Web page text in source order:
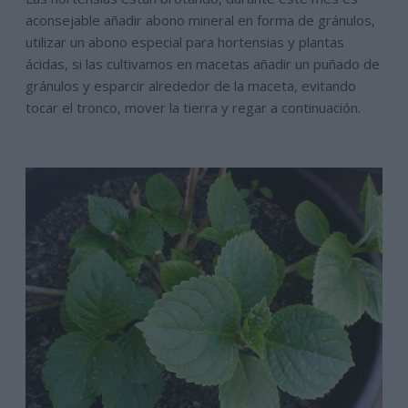
aconsejable añadir abono mineral en forma de gránulos,
utilizar un abono especial para hortensias y plantas
ácidas, si las cultivamos en macetas añadir un puñado de
gránulos y esparcir alrededor de la maceta, evitando
tocar el tronco, mover la tierra y regar a continuación.